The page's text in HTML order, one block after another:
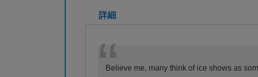
詳細
Believe me, many think of ice shows as